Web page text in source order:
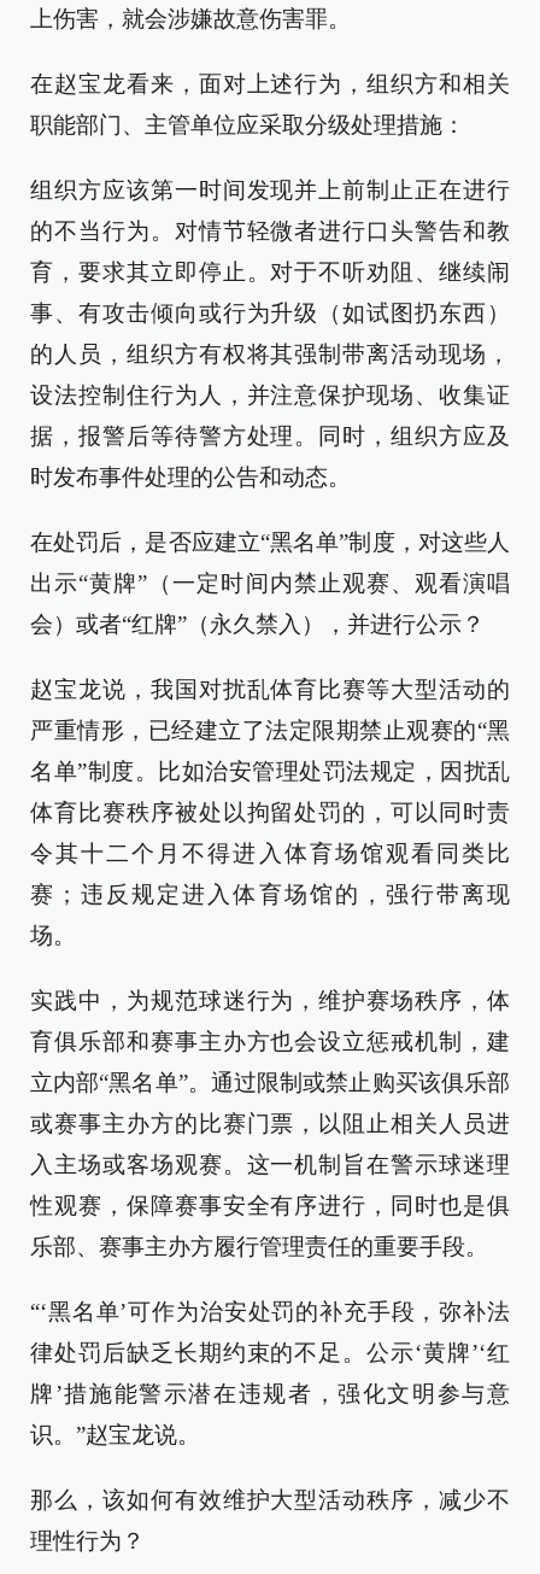
上伤害，就会涉嫌故意伤害罪。
在赵宝龙看来，面对上述行为，组织方和相关
职能部门、主管单位应采取分级处理措施：
组织方应该第一时间发现并上前制止正在进行
的不当行为。对情节轻微者进行口头警告和教
育，要求其立即停止。对于不听劝阻、继续闹
事、有攻击倾向或行为升级（如试图扔东西）
的人员，组织方有权将其强制带离活动现场，
设法控制住行为人，并注意保护现场、收集证
据，报警后等待警方处理。同时，组织方应及
时发布事件处理的公告和动态。
在处罚后，是否应建立“黑名单”制度，对这些人
出示“黄牌”（一定时间内禁止观赛、观看演唱
会）或者“红牌”（永久禁入），并进行公示？
赵宝龙说，我国对扰乱体育比赛等大型活动的
严重情形，已经建立了法定限期禁止观赛的“黑
名单”制度。比如治安管理处罚法规定，因扰乱
体育比赛秩序被处以拘留处罚的，可以同时责
令其十二个月不得进入体育场馆观看同类比
赛；违反规定进入体育场馆的，强行带离现
场。
实践中，为规范球迷行为，维护赛场秩序，体
育俱乐部和赛事主办方也会设立惩戒机制，建
立内部“黑名单”。通过限制或禁止购买该俱乐部
或赛事主办方的比赛门票，以阻止相关人员进
入主场或客场观赛。这一机制旨在警示球迷理
性观赛，保障赛事安全有序进行，同时也是俱
乐部、赛事主办方履行管理责任的重要手段。
“‘黑名单’可作为治安处罚的补充手段，弥补法
律处罚后缺乏长期约束的不足。公示‘黄牌’‘红
牌’措施能警示潜在违规者，强化文明参与意
识。”赵宝龙说。
那么，该如何有效维护大型活动秩序，减少不
理性行为？